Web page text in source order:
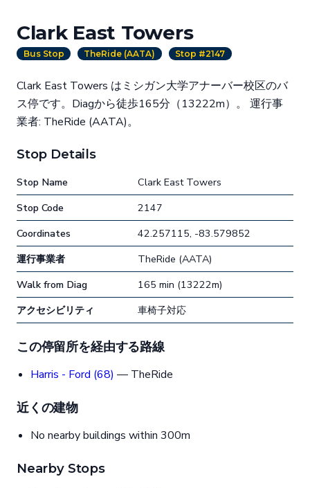
Clark East Towers
Bus Stop TheRide (AATA) Stop #2147
Clark East Towers はミシガン大学アナーバー校区のバ
ス停です。Diagから徒歩165分（13222m）。 運行事
業者: TheRide (AATA)。
Stop Details
Stop Name
Clark East Towers
Stop Code
2147
Coordinates
42.257115, -83.579852
運行事業者
TheRide (AATA)
Walk from Diag
165 min (13222m)
アクセシビリティ
車椅子対応
この停留所を経由する路線
Harris - Ford (68) — TheRide
近くの建物
No nearby buildings within 300m
Nearby Stops